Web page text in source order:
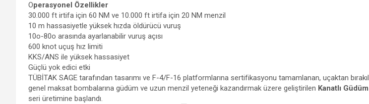
Operasyonel Özellikler
30.000 ft irtifa için 60 NM ve 10.000 ft irtifa için 20 NM menzil
10 m hassasiyetle yüksek hızda öldürücü vuruş
10o-80o arasında ayarlanabilir vuruş açısı
600 knot uçuş hız limiti
KKS/ANS ile yüksek hassasiyet
Güçlü yok edici etki
TÜBİTAK SAGE tarafından tasarımı ve F-4/F-16 platformlarına sertifikasyonu tamamlanan, uçaktan
genel maksat bombalarına güdüm ve uzun menzil yeteneği kazandırmak üzere geliştirilen Kanatlı
seri üretimine başlandı.